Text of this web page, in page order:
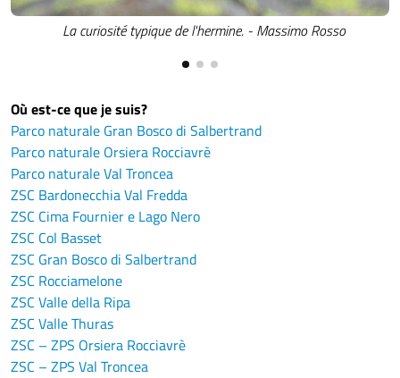
La curiosité typique de l'hermine. - Massimo Rosso
Où est-ce que je suis?
Parco naturale Gran Bosco di Salbertrand
Parco naturale Orsiera Rocciavrè
Parco naturale Val Troncea
ZSC Bardonecchia Val Fredda
ZSC Cima Fournier e Lago Nero
ZSC Col Basset
ZSC Gran Bosco di Salbertrand
ZSC Rocciamelone
ZSC Valle della Ripa
ZSC Valle Thuras
ZSC – ZPS Orsiera Rocciavrè
ZSC – ZPS Val Troncea